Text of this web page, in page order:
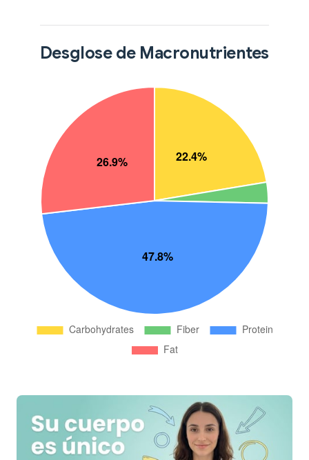
Desglose de Macronutrientes